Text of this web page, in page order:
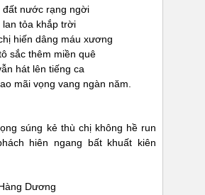
nước rạng ngời
tỏa khắp trời
hiến dâng máu xương
sắc thêm miền quê
hát lên tiếng ca
mãi vọng vang ngàn năm.
súng kẻ thù chị không hề run
hiên ngang bất khuất kiên
Dương